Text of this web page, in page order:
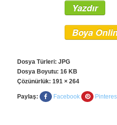
Yazdır
Boya
Dosya Türleri: JPG
Dosya Boyutu: 16 KB
Çözünürlük: 191 × 264
Paylaş: Facebook